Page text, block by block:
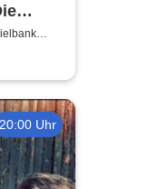
20:00 Uhr